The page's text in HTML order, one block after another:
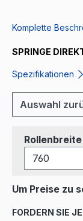
Komplette
SPRINGE
Spezifikationen
Auswahl
Rollenbreite
Um Preise zu
FORDERN SIE